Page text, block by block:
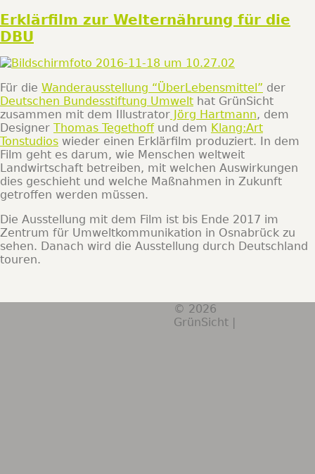
Erklärfilm zur Welternährung für die
DBU
Für die Wanderausstellung “ÜberLebensmittel” der
Deutschen Bundesstiftung Umwelt hat GrünSicht
zusammen mit dem Illustrator Jörg Hartmann, dem
Designer Thomas Tegethoffund dem Klang:Art
Tonstudios wieder einen Erklärfilm produziert. In dem
Film geht es darum, wie Menschen weltweit
Landwirtschaft betreiben, mit welchen Auswirkungen
dies geschieht und welche Maßnahmen in Zukunft
getroffen werden müssen.
Die Ausstellung mit dem Film ist bis Ende 2017 im
Zentrum für Umweltkommunikation in Osnabrück zu
sehen. Danach wird die Ausstellung durch Deutschland
touren.
© 2026
GrünSicht |